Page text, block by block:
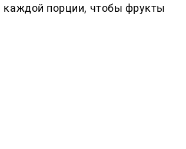
порции, чтобы фрукты